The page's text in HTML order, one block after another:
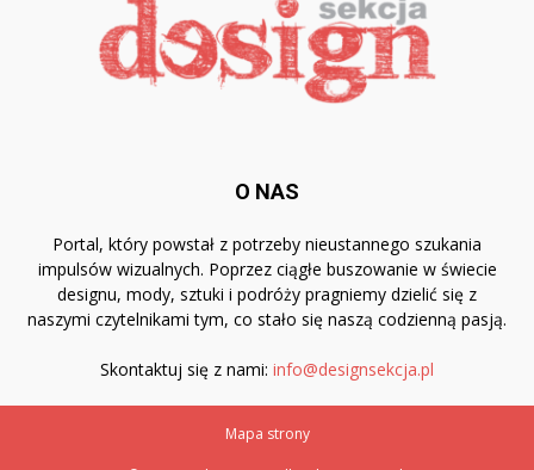
O NAS
Portal, który powstał z potrzeby nieustannego szukania
impulsów wizualnych. Poprzez ciągłe buszowanie w świecie
designu, mody, sztuki i podróży pragniemy dzielić się z
naszymi czytelnikami tym, co stało się naszą codzienną pasją.
Skontaktuj się z nami: info@designsekcja.pl
Mapa strony